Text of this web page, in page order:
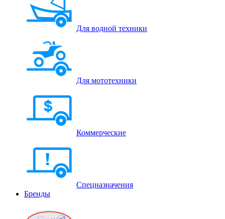
Для водной техники
Для мототехники
Коммерческие
Спецназначения
Бренды